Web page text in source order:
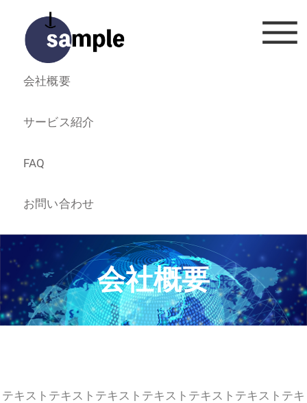
会社概要
サービス紹介
FAQ
お問い合わせ
会社概要
テキストテキストテキストテキストテキストテキストテキ